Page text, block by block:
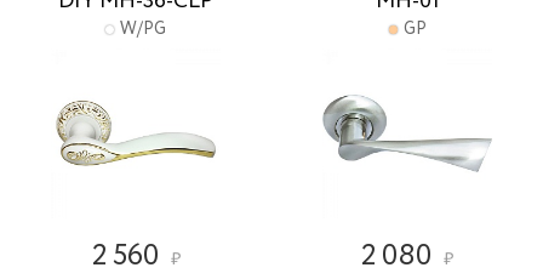
W/PG
2 560 ₽
GP
2 080 ₽